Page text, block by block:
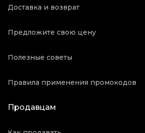
Доставка и возврат
Предложите свою цену
Полезные советы
Правила применения промокодов
Продавцам